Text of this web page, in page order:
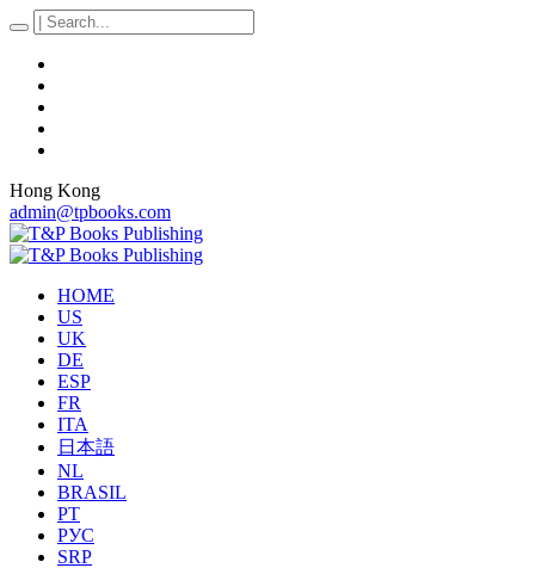
Hong Kong
admin@tpbooks.com
HOME
US
UK
DE
ESP
FR
ITA
日本語
NL
BRASIL
PT
РУС
SRP